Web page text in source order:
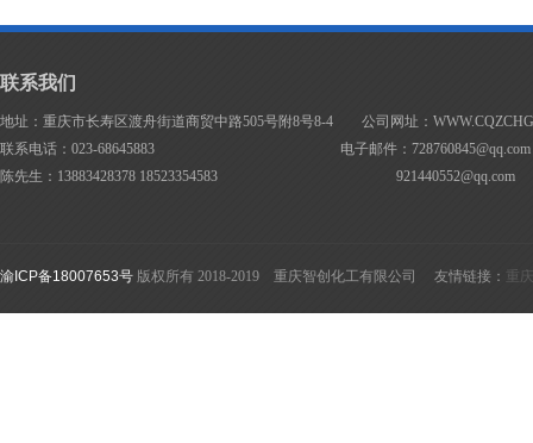
联系我们
地址：重庆市长寿区渡舟街道商贸中路505号附8号8-4 公司网址：
联系电话：023-68645883 电子邮件：728760845@qq.com
陈先生：13883428378 18523354583 921440552@qq.com
渝ICP备18007653号 版权所有 2018-2019 重庆智创化工有限公司 友情链接： 重